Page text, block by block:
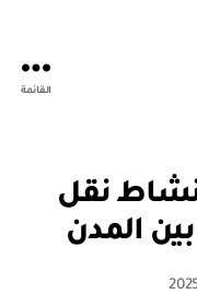
القائمة
لنشاط نقل
المدن